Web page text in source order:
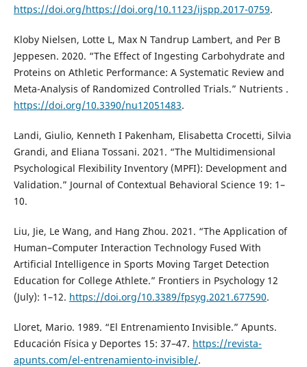
https://doi.org/https://doi.org/10.1123/ijspp.2017-0759.
Kloby Nielsen, Lotte L, Max N Tandrup Lambert, and Per B
Jeppesen. 2020. “The Effect of Ingesting Carbohydrate and
Proteins on Athletic Performance: A Systematic Review and
Meta-Analysis of Randomized Controlled Trials.” Nutrients .
https://doi.org/10.3390/nu12051483.
Landi, Giulio, Kenneth I Pakenham, Elisabetta Crocetti, Silvia
Grandi, and Eliana Tossani. 2021. “The Multidimensional
Psychological Flexibility Inventory (MPFI): Development and
Validation.” Journal of Contextual Behavioral Science 19: 1–
10.
Liu, Jie, Le Wang, and Hang Zhou. 2021. “The Application of
Human–Computer Interaction Technology Fused With
Artificial Intelligence in Sports Moving Target Detection
Education for College Athlete.” Frontiers in Psychology 12
(July): 1–12. https://doi.org/10.3389/fpsyg.2021.677590.
Lloret, Mario. 1989. “El Entrenamiento Invisible.” Apunts.
Educación Física y Deportes 15: 37–47. https://revista-
apunts.com/el-entrenamiento-invisible/.